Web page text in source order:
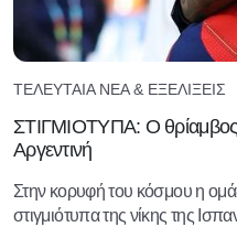
ΤΕΛΕΥΤΑΊΑ ΝΈΑ & ΕΞΕΛΊΞΕΙΣ
ΣΤΙΓΜΙΟΤΥΠΑ: Ο θρίαμβος
Αργεντινή
Στην κορυφή του κόσμου η
στιγμιότυπα της νίκης της